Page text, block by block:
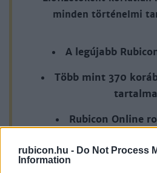
rubicon.hu - Do Not Process
Information
minden történelmi
A legújabb
Több mint 370
tartalma
Rubicon Online
Hirdetésmentes